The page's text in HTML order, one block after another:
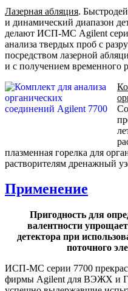
Лазерная абляция.
и динамический диапазон
делают ИСП-МС Agilent
анализа твердых проб с
посредством лазерной
и с получением временного
плазменная горелка для
растворителям дренажный
Применение
Пригодность для
валентности
детектора при
поточного
ИСП-МС серии 7700
фирмы Agilent для ВЭЖХ и